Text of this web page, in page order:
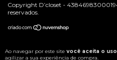
Ao navegar por este site você aceita o
agilizar a sua experiência de compra.
Copyright D’closet -
reservados.